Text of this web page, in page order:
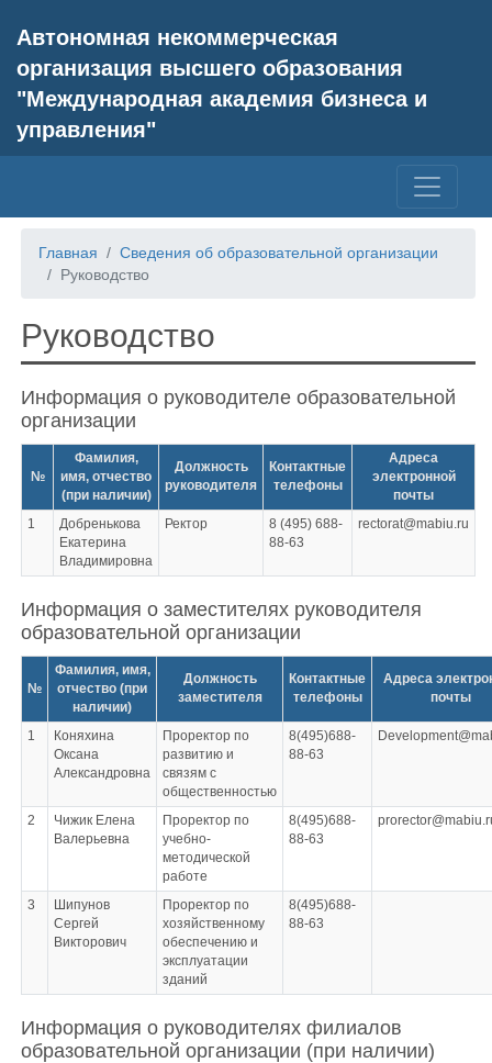
Автономная некоммерческая
организация высшего образования
"Международная академия бизнеса и
управления"
Главная
Сведения об образовательной организации
Руководство
Руководство
Информация о руководителе образовательной
организации
№
Фамилия,
имя, отчество
(при наличии)
Должность
руководителя
Контактные
телефоны
Адреса
электронной
почты
1
Добренькова
Екатерина
Владимировна
Ректор
8 (495) 688-
88-63
rectorat@mabiu.ru
Информация о заместителях руководителя
образовательной организации
№
Фамилия, имя,
отчество (при
наличии)
Должность
заместителя
Контактные
телефоны
Адреса
почты
1
Коняхина
Оксана
Александровна
Проректор по
развитию и
связям с
общественностью
8(495)688-
88-63
2
Чижик Елена
Валерьевна
Проректор по
учебно-
методической
работе
8(495)688-
88-63
3
Шипунов
Сергей
Викторович
Проректор по
хозяйственному
обеспечению и
эксплуатации
зданий
8(495)688-
88-63
Информация о руководителях филиалов
образовательной организации (при наличии)